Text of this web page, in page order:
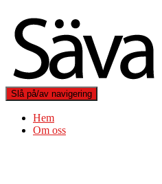
Slå på/av navigering
Hem
Om oss